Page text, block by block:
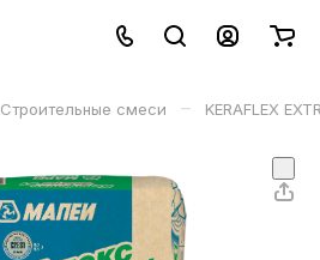
Строительные смеси – KERAFLEX